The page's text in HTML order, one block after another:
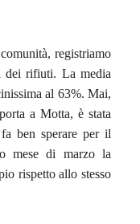
registriamo
dei rifiuti. La media
al 63%. Mai,
a Motta, è stata
ben sperare per il
mese di marzo la
rispetto allo stesso